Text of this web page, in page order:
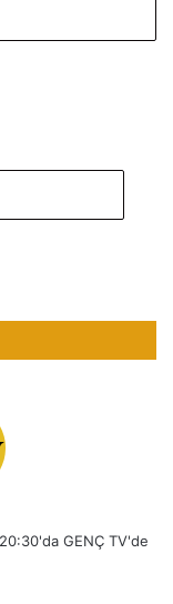
GENÇ TV'de